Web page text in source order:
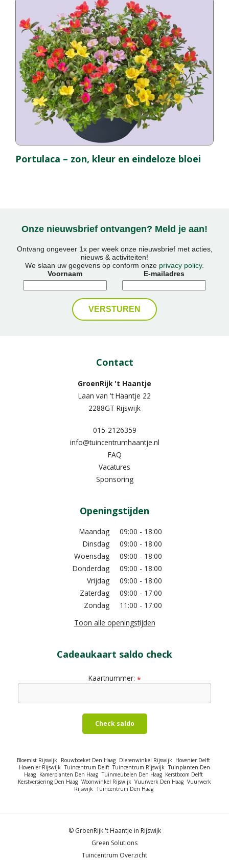
Portulaca – zon, kleur en eindeloze bloei
Onze nieuwsbrief ontvangen? Meld je aan!
Ontvang ongeveer 1x per week onze nieuwsbrief met acties,
nieuws & activiteiten!
We slaan uw gegevens op conform onze privacy policy.
Voornaam
E-mailadres
Contact
GroenRijk 't Haantje
Laan van 't Haantje 22
2288GT Rijswijk
015-2126359
info@tuincentrumhaantje.nl
FAQ
Vacatures
Sponsoring
Openingstijden
Maandag
09:00 - 18:00
Dinsdag
09:00 - 18:00
Woensdag
09:00 - 18:00
Donderdag
09:00 - 18:00
Vrijdag
09:00 - 18:00
Zaterdag
09:00 - 17:00
Zondag
11:00 - 17:00
Toon alle openingstijden
Cadeaukaart saldo check
Kaartnummer: *
Check saldo
Bloemist Rijswijk Rouwboeket Den Haag Dierenwinkel Rijswijk Hovenier Delft
Hovenier Rijswijk Tuincentrum Delft Tuincentrum Rijswijk Tuinplanten Den
Haag Kamerplanten Den Haag Tuinmeubelen Den Haag Kerstboom Delft
Kerstversiering Den Haag Woonwinkel Rijswijk Vuurwerk Den Haag Vuurwerk
Rijswijk Tuincentrum Den Haag
© GroenRijk 't Haantje in Rijswijk
Green Solutions
Tuincentrum Overzicht